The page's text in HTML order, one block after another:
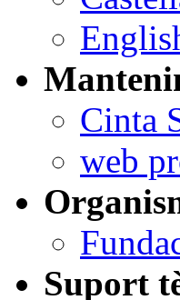
Cinta
web
Suport